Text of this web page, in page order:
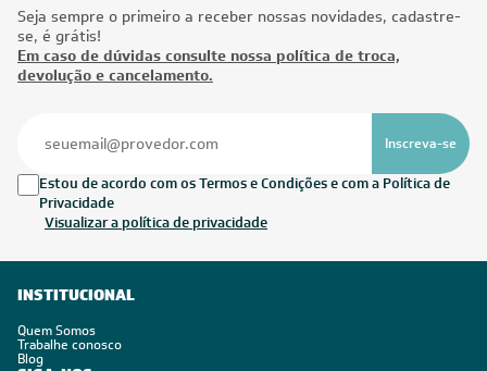
proporcionar.
Simulador de aquecedor de água
a gás
ideal para a sua
casa.
Veja como funciona os
simuladores da Leveros
com segurança e economia. Por isso, aliamos todas essas
família ou empresa. Assim, temos a certeza de que estamos
Os simuladores ajudam você a escolher a solução correta
para suas necessidades. São três calculadoras, que
Seja sempre o primeiro a receber nossas novidades, cadastre-
se, é grátis!
Em caso de dúvidas consulte nossa política de troca,
devolução e cancelamento.
Inscreva-se
Estou de acordo com os Termos e Condições e com a Política de
Privacidade
Visualizar a política de privacidade
INSTITUCIONAL
Quem Somos
Trabalhe conosco
Blog